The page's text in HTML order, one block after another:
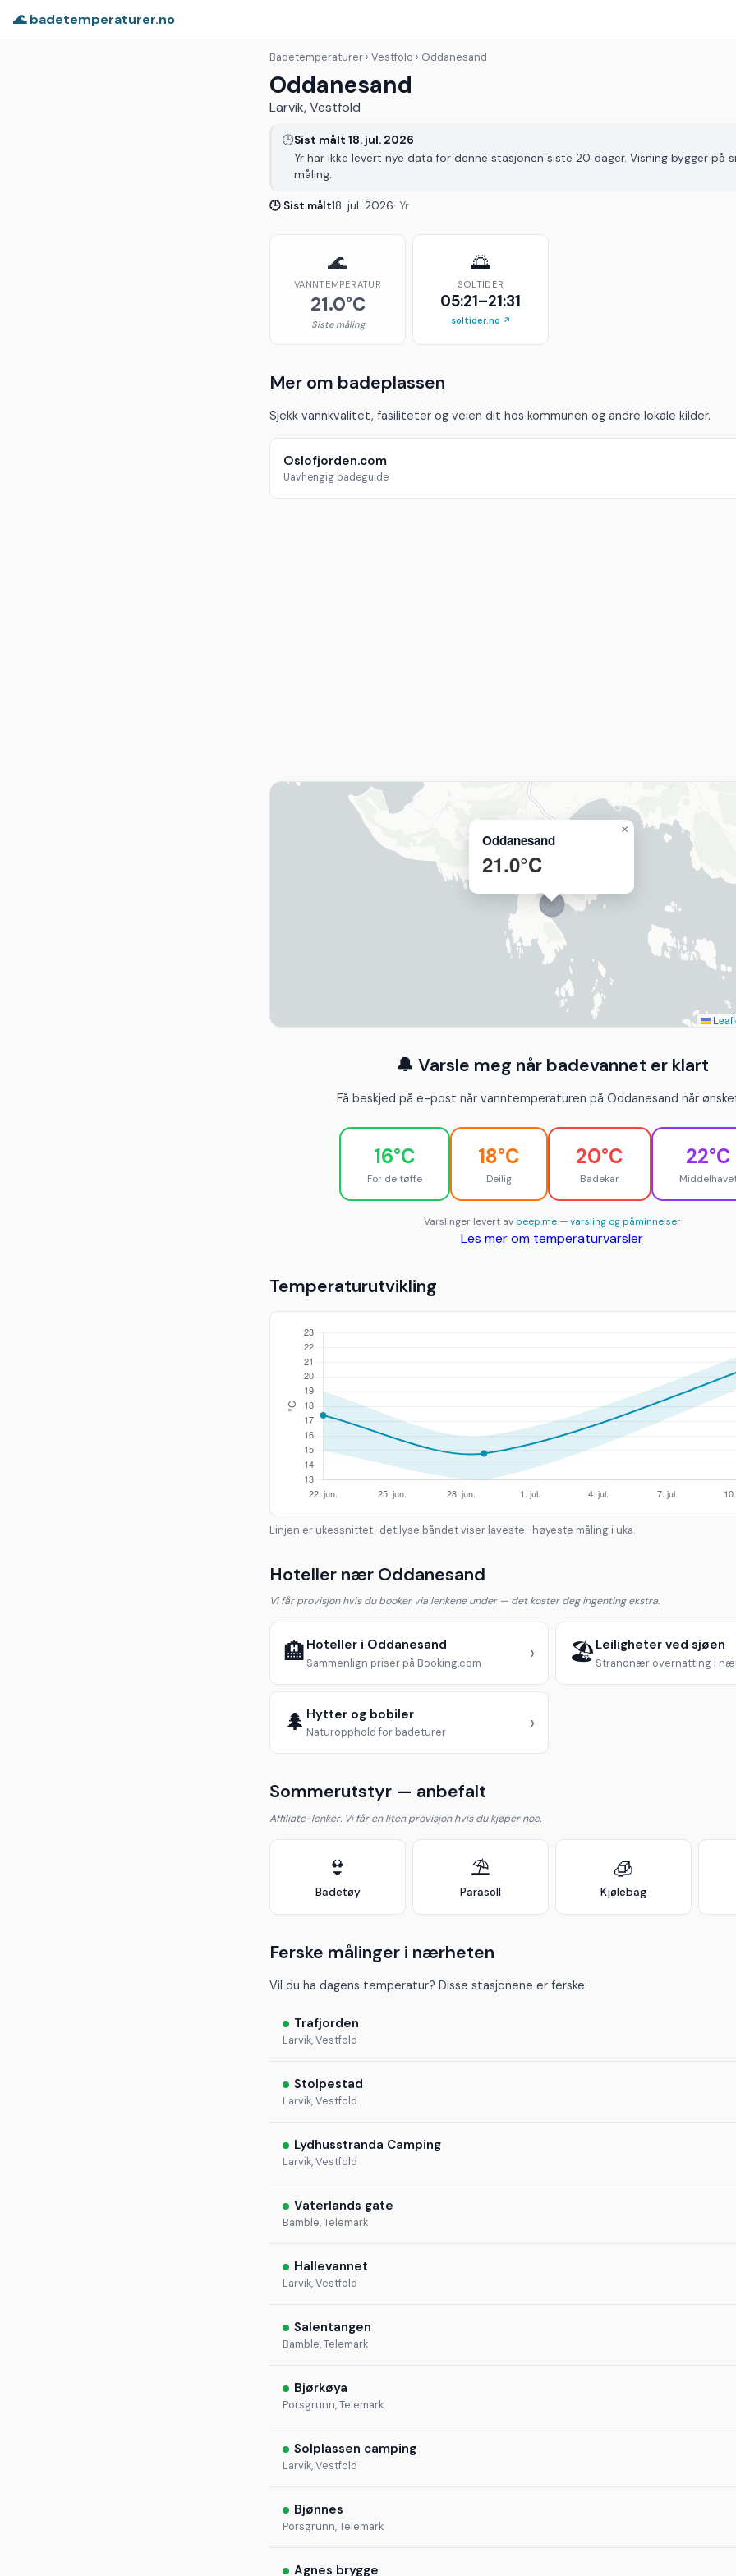
🌊 badetemperaturer.no
Badetemperaturer › Vestfold › Oddanesand
Oddanesand
Larvik, Vestfold
🕒Sist målt 18. jul. 2026
Yr har ikke levert nye data for denne stasjonen siste 20 dager. Visning bygger på
måling.
🕒 Sist målt18. jul. 2026· Yr
🌊
VANNTEMPERATUR
21.0°C
Siste måling
🌅
SOLTIDER
05:21–21:31
soltider.no ↗
Mer om badeplassen
Sjekk vannkvalitet, fasiliteter og veien dit hos kommunen og andre lokale kilder.
Oslofjorden.com
Uavhengig badeguide
Oddanesand
21.0°C
×
🔔 Varsle meg når badevannet er klart
Få beskjed på e-post når vanntemperaturen på Oddanesand når
16°C
For de tøffe
18°C
Deilig
20°C
Badekar
22°C
Varslinger levert avbeep.me — varsling og påminnelser
Les mer om temperaturvarsler
Temperaturutvikling
Linjen er ukessnittet · det lyse båndet viser laveste–høyeste måling i uka.
Hoteller nær Oddanesand
Vi får provisjon hvis du booker via lenkene under — det koster deg ingenting ekstra.
🏨 Hoteller i Oddanesand
Sammenlign priser på Booking.com › 🏖️ Leiligheter ved sjøen
Strandnær overnatting i
🌲 Hytter og bobiler
Naturopphold for badeturer ›
Sommerutstyr — anbefalt
Affiliate-lenker. Vi får en liten provisjon hvis du kjøper noe.
👙
Badetøy
⛱️
Parasoll
🧊
Kjølebag
Ferske målinger i nærheten
Vil du ha dagens temperatur? Disse stasjonene er ferske:
Trafjorden
Larvik, Vestfold
Stolpestad
Larvik, Vestfold
Lydhusstranda Camping
Larvik, Vestfold
Vaterlands gate
Bamble, Telemark
Hallevannet
Larvik, Vestfold
Salentangen
Bamble, Telemark
Bjørkøya
Porsgrunn, Telemark
Solplassen camping
Larvik, Vestfold
Bjønnes
Porsgrunn, Telemark
Agnes brygge